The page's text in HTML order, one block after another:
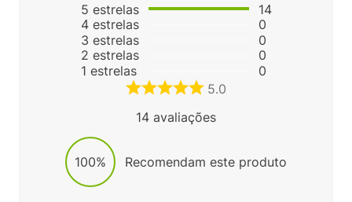
5 estrelas
4estrelas
3 estrelas
2 estrelas
1 estrelas
14
0
0
0
0
5.0
14 avaliações
100% Recomendam este produto